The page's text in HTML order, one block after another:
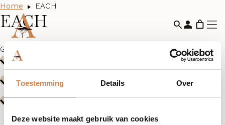
Toestemming Details Over
Deze website maakt gebruik van cookies
Home EACH
EACH
Geen producten gevonden die aan je selectie voldoen.